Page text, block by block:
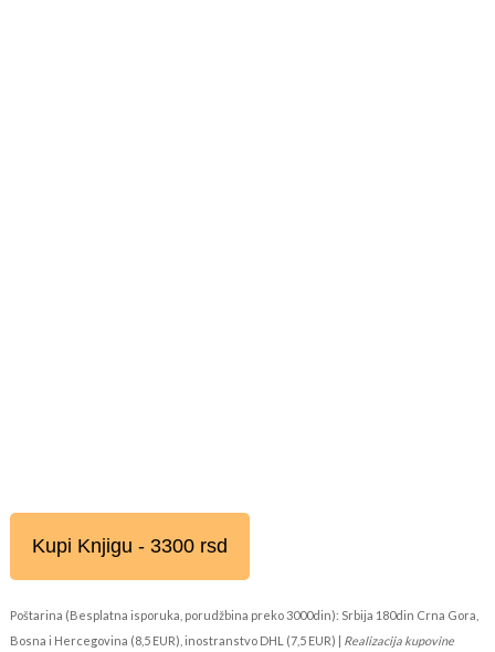
Kupi Knjigu - 3300 rsd
Poštarina (Besplatna isporuka, porudžbina preko 3000din): Srbija 180din Crna Gora,
Bosna i Hercegovina (8,5 EUR), inostranstvo DHL (7,5 EUR) | Realizacija kupovine